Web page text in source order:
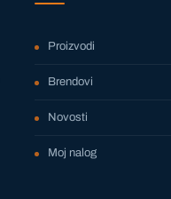
Proizvodi
Brendovi
Novosti
Moj nalog